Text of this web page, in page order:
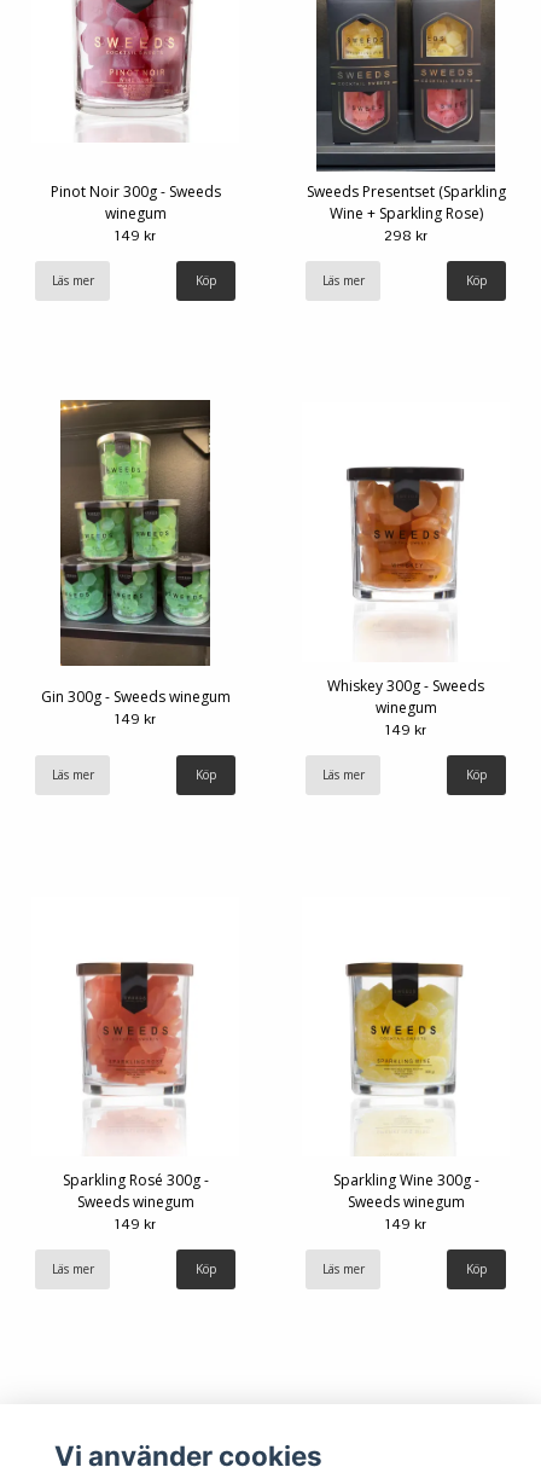
Pinot Noir 300g - Sweeds
winegum
149 kr
Läs mer
Sweeds Presentset (Sparkling
Wine + Sparkling Rose)
298 kr
Läs mer
Gin 300g - Sweeds winegum
149 kr
Läs mer
Whiskey 300g - Sweeds
winegum
149 kr
Läs mer
Sparkling Rosé 300g -
Sweeds winegum
149 kr
Läs mer
Sparkling Wine 300g -
Sweeds winegum
149 kr
Läs mer
Vi använder cookies